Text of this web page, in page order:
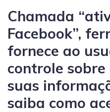
Chamada
Facebook”,
fornece ao
controle
suas
saiba como